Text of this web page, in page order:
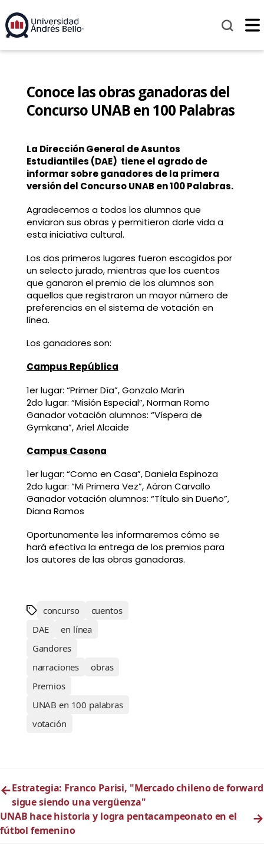
Conoce las obras ganadoras del
Concurso UNAB en 100 Palabras
La Dirección General de Asuntos
Estudiantiles (DAE) tiene el agrado de
informar sobre ganadores de la primera
versión del Concurso UNAB en 100 Palabras.
Agradecemos a todos los alumnos que
enviaron sus obras y permitieron darle vida a
esta iniciativa cultural.
Los dos primeros lugares fueron escogidos por
un selecto jurado, mientras que los cuentos
que ganaron el premio de los alumnos son
aquellos que registraron un mayor número de
preferencias en el sistema de votación en
línea.
Los ganadores son:
Campus República
1er lugar: “Primer Día”, Gonzalo Marín
2do lugar: “Misión Especial”, Norman Romo
Ganador votación alumnos: “Víspera de
Gymkana”, Ariel Alcaide
Campus Casona
1er lugar: “Como en Casa”, Daniela Espinoza
2do lugar: “Mi Primera Vez”, Aáron Carvallo
Ganador votación alumnos: “Título sin Dueño”,
Diana Ramos
Oportunamente les informaremos cómo se
hará efectiva la entrega de los premios para
los autores de las obras ganadoras.
concurso
cuentos
DAE
en línea
Gandores
narraciones
obras
Premios
UNAB en 100 palabras
votación
←Estrategia: Franco Parisi, "Mercado chileno de forward
sigue siendo una vergüenza"
UNAB hace historia y logra pentacampeonato en el
fútbol femenino
→